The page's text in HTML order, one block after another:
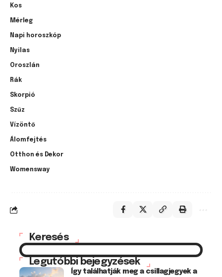
Kos
Mérleg
Napi horoszkóp
Nyilas
Oroszlán
Rák
Skorpió
Szűz
Vízöntő
Álomfejtés
Otthon és Dekor
Womensway
Keresés
Legutóbbi bejegyzések
Így találhatják meg a csillagjegyek a